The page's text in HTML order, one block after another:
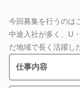
今回募集を行うのは
中途入社が多く、U
だ地域で長く活躍し
仕事内容